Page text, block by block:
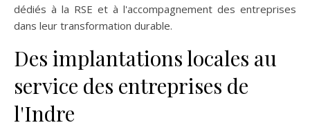
dédiés à la RSE et à l'accompagnement des entreprises
dans leur transformation durable.
Des implantations locales au
service des entreprises de
l'Indre